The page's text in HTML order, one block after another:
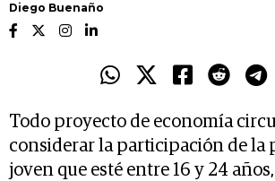
Diego Buenaño
Todo proyecto de economía
considerar la participación de la
joven que esté entre 16 y 24